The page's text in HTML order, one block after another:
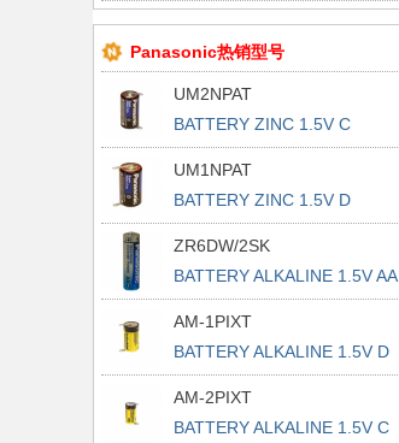
Panasonic热销型号
UM2NPAT
BATTERY ZINC 1.5V C
UM1NPAT
BATTERY ZINC 1.5V D
ZR6DW/2SK
BATTERY ALKALINE 1.5V AA
AM-1PIXT
BATTERY ALKALINE 1.5V D
AM-2PIXT
BATTERY ALKALINE 1.5V C